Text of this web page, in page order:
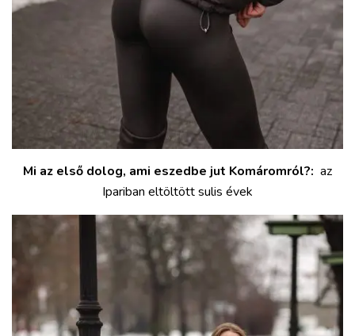
Mi az első dolog, ami eszedbe jut Komáromról?: az
Ipariban eltöltött sulis évek